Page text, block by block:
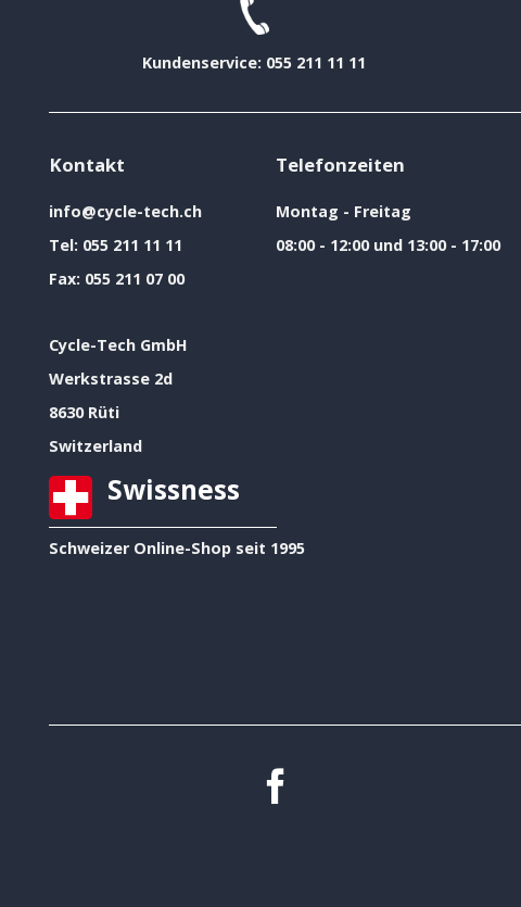
Kundenservice: 055 211 11 11
Kontakt
info@cycle-tech.ch
Tel: 055 211 11 11
Fax: 055 211 07 00
Cycle-Tech GmbH
Werkstrasse 2d
8630 Rüti
Switzerland
Telefonzeiten
Montag - Freitag
08:00 - 12:00 und 13:00 - 17:00
Swissness
Schweizer Online-Shop seit 1995